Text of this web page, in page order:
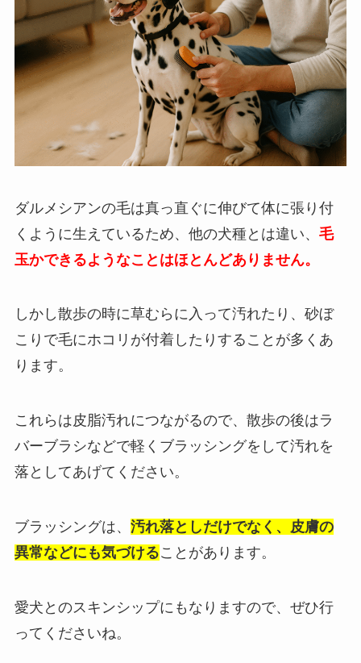
ダルメシアンの毛は真っ直ぐに伸びて体に張り付
くように生えているため、他の犬種とは違い、 毛
玉かできるようなことはほとんどありません。
しかし散歩の時に草むらに入って汚れたり、砂ぼ
こりで毛にホコリが付着したりすることが多くあ
ります。
これらは皮脂汚れにつながるので、散歩の後はラ
バーブラシなどで軽くブラッシングをして汚れを
落としてあげてください。
ブラッシングは、 汚れ落としだけでなく、皮膚の
異常などにも気づけることがあります。
愛犬とのスキンシップにもなりますので、ぜひ行
ってくださいね。